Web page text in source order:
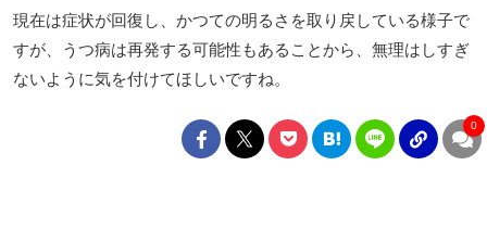
現在は症状が回復し、かつての明るさを取り戻している様子で
すが、うつ病は再発する可能性もあることから、無理はしすぎ
ないように気を付けてほしいですね。
0